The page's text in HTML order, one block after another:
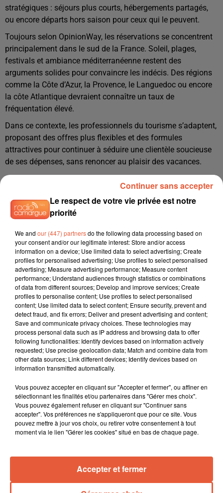
stratégiques : séjours plus courts, hébergements partagés,
ou encore départs hors saison pour ceux qui le peuvent.
Toujours selon OpinionWay, les réservations se concentrent
principalement dans le sud de la France. Soleil, plages,
festivals et ambiance méditerranéenne restent des
arguments solides pour convaincre les indécis. Des régions
comme la Côte d’Azur, la Provence, le Languedoc ou encore
la côte Atlantique devraient connaître un taux de
fréquentation élevé.
Dans ce contexte, les professionnels du tourisme s’adaptent,
proposant des offres plus flexibles et des formules
attractives pour continuer à séduire une clientèle soucieuse
de ses dépenses, sans renoncer au plaisir des vacances.
Le respect de votre vie privée est notre
priorité
We and our (447) partnersdo the following data processing based on
your consent and/or our legitimate interest: Store and/or access
information on a device; Use limited data to select advertising; Create
profiles for personalised advertising; Use profiles to select personalised
advertising; Measure advertising performance; Measure content
performance; Understand audiences through statistics or combinations
of data from different sources; Develop and improve services; Create
profiles to personalise content; Use profiles to select personalised
content; Use limited data to select content; Ensure security, prevent and
detect fraud, and fix errors; Deliver and present advertising and content;
Save and communicate privacy choices. These technologies may
process personal data such as IP address and browsing data to offer
following functionalities: Identify devices based on information actively
requested; Use precise geolocation data; Match and combine data from
other data sources; Link different devices; Identify devices based on
information transmitted automatically.
Vous pouvez accepter en cliquant sur "Accepter et fermer", ou affiner en
sélectionnant les finalités et/ou partenaires dans "Gérer mes choix".
Vous pouvez également refuser en cliquant sur "Continuer sans
accepter". Vos préférences ne s'appliqueront que pour ce site. Vous
pouvez mettre à jour vos choix, ou retirer votre consentement à tout
moment via le lien "Gérer les cookies" situé en bas de chaque page.
Accepter et fermer
Continuer sans accepter